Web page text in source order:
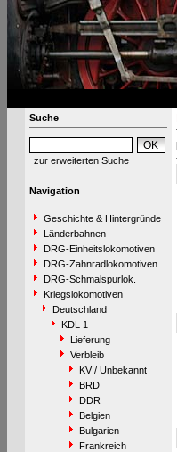
Suche
zur erweiterten Suche
Navigation
Geschichte & Hintergründe
Länderbahnen
DRG-Einheitslokomotiven
DRG-Zahnradlokomotiven
DRG-Schmalspurlok.
Kriegslokomotiven
Deutschland
KDL 1
Lieferung
Verbleib
KV / Unbekannt
BRD
DDR
Belgien
Bulgarien
Frankreich